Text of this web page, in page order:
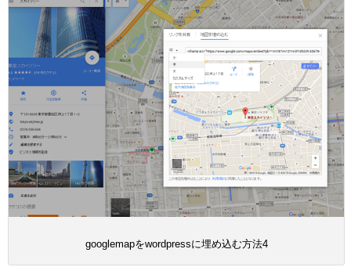
googlemapをwordpressに埋め込む方法4